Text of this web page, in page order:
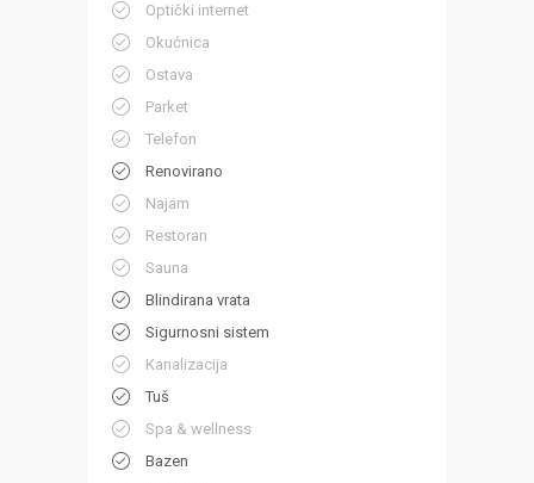
Optički internet
Okućnica
Ostava
Parket
Telefon
Renovirano
Najam
Restoran
Sauna
Blindirana vrata
Sigurnosni sistem
Kanalizacija
Tuš
Spa & wellness
Bazen